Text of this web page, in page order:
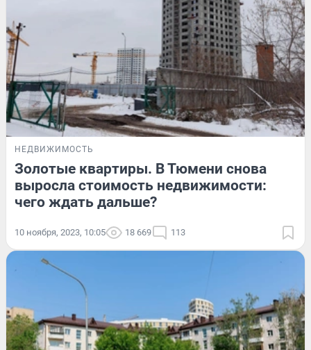
НЕДВИЖИМОСТЬ
Золотые квартиры. В Тюмени снова
выросла стоимость недвижимости:
чего ждать дальше?
10 ноября, 2023, 10:05 18 669 113